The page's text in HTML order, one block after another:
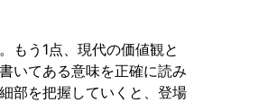
もう1点、現代の価値観と
いてある意味を正確に読み
部を把握していくと、登場